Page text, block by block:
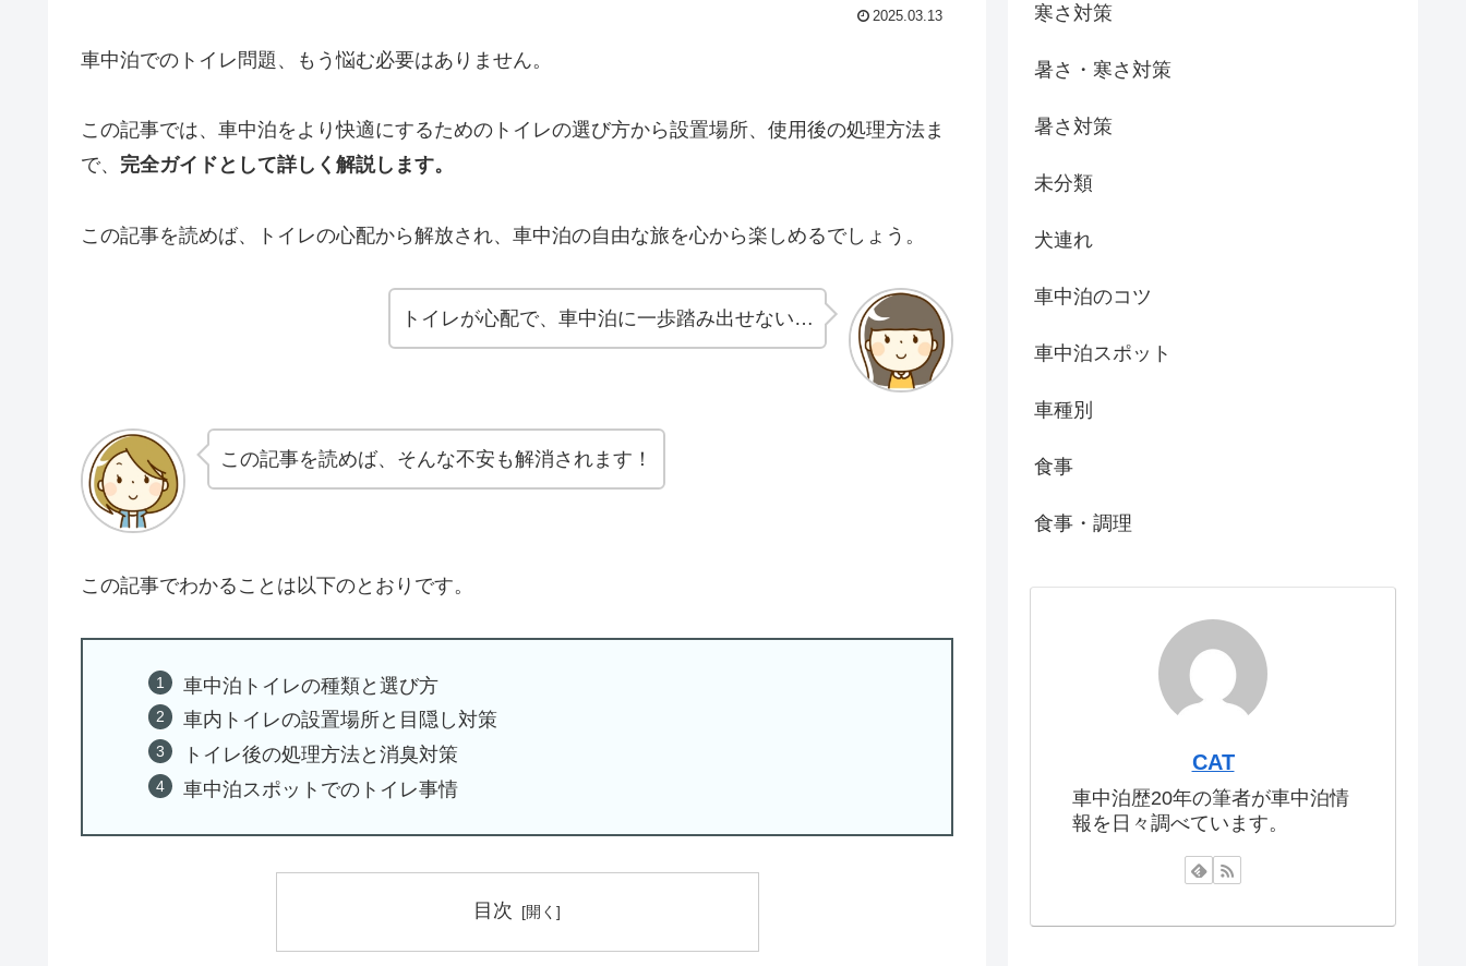
2025.03.13
車中泊でのトイレ問題、もう悩む必要はありません。
この記事では、車中泊をより快適にするためのトイレの選び方から設置場所、使用後の処理方法ま
で、 完全ガイドとして詳しく解説します。
この記事を読めば、トイレの心配から解放され、車中泊の自由な旅を心から楽しめるでしょう。
トイレが心配で、車中泊に一歩踏み出せない…
この記事を読めば、そんな不安も解消されます！
この記事でわかることは以下のとおりです。
車中泊トイレの種類と選び方
車内トイレの設置場所と目隠し対策
トイレ後の処理方法と消臭対策
車中泊スポットでのトイレ事情
目次
寒さ対策
暑さ・寒さ対策
暑さ対策
未分類
犬連れ
車中泊のコツ
車中泊スポット
車種別
食事
食事・調理
CAT
車中泊歴20年の筆者が車中泊情
報を日々調べています。